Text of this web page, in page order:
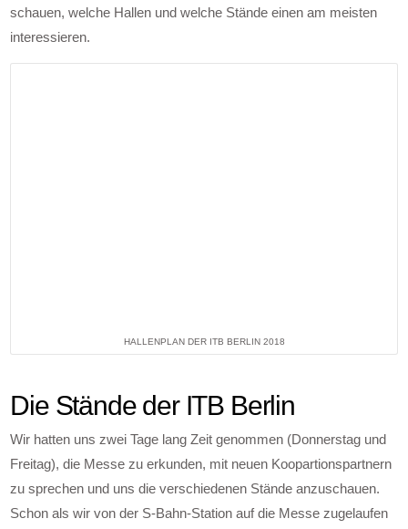
schauen, welche Hallen und welche Stände einen am meisten
interessieren.
HALLENPLAN DER ITB BERLIN 2018
Die Stände der ITB Berlin
Wir hatten uns zwei Tage lang Zeit genommen (Donnerstag und
Freitag), die Messe zu erkunden, mit neuen Koopartionspartnern
zu sprechen und uns die verschiedenen Stände anzuschauen.
Schon als wir von der S-Bahn-Station auf die Messe zugelaufen